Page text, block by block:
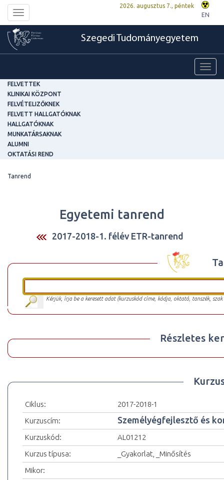
Toggle
navigation
2026. augusztus 7., péntek
EN
Szegedi Tudományegyetem
FELVETTEK
KLINIKAI KÖZPONT
FELVÉTELIZŐKNEK
FELVETT HALLGATÓKNAK
HALLGATÓKNAK
MUNKATÁRSAKNAK
ALUMNI
OKTATÁSI REND
Tanrend
Egyetemi tanrend
2017-2018-1. félév ETR-tanrend
Kérjük, írja be a keresett adat (kurzuskód címe, kódja, oktató, tanszék,
Részletes
Ciklus:
2017-2018-1
Kurzuscím:
Személyégfejlesztő és
Kurzuskód:
AL01212
Kurzus típusa:
_Gyakorlat, _Minősítés
Mikor: